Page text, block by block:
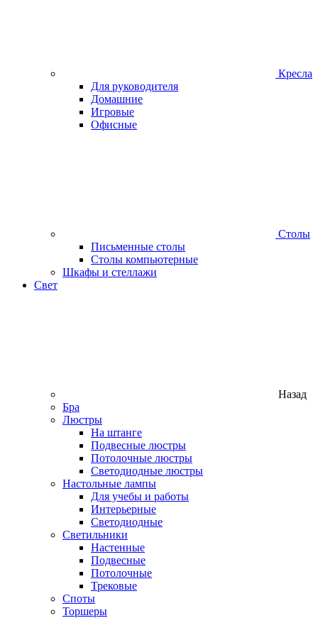
Кресла
Для руководителя
Домашние
Игровые
Офисные
Столы
Письменные столы
Столы компьютерные
Шкафы и стеллажи
Свет
Назад
Бра
Люстры
На штанге
Подвесные люстры
Потолочные люстры
Светодиодные люстры
Настольные лампы
Для учебы и работы
Интерьерные
Светодиодные
Светильники
Настенные
Подвесные
Потолочные
Трековые
Споты
Торшеры